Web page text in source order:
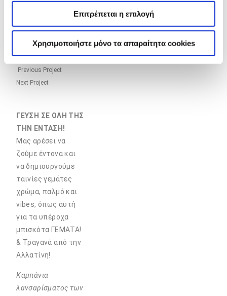
Επιτρέπεται η επιλογή
Χρησιμοποιήστε μόνο τα απαραίτητα cookies
ΠΡΟΪΟΝΤΩΝ
ΤΑΙΝΙΕΣ/
Previous Project
Next Project
ΓΕΥΣΗ ΣΕ ΟΛΗ ΤΗΣ
ΤΗΝ ΕΝΤΑΣΗ!
Μας αρέσει να
ζούμε έντονα και
να δημιουργούμε
ταινίες γεμάτες
χρώμα, παλμό και
vibes, όπως αυτή
για τα υπέροχα
μπισκότα ΓΕΜΑΤΑ!
& Τραγανά από την
Αλλατίνη!
Καμπάνια
λανσαρίσματος των